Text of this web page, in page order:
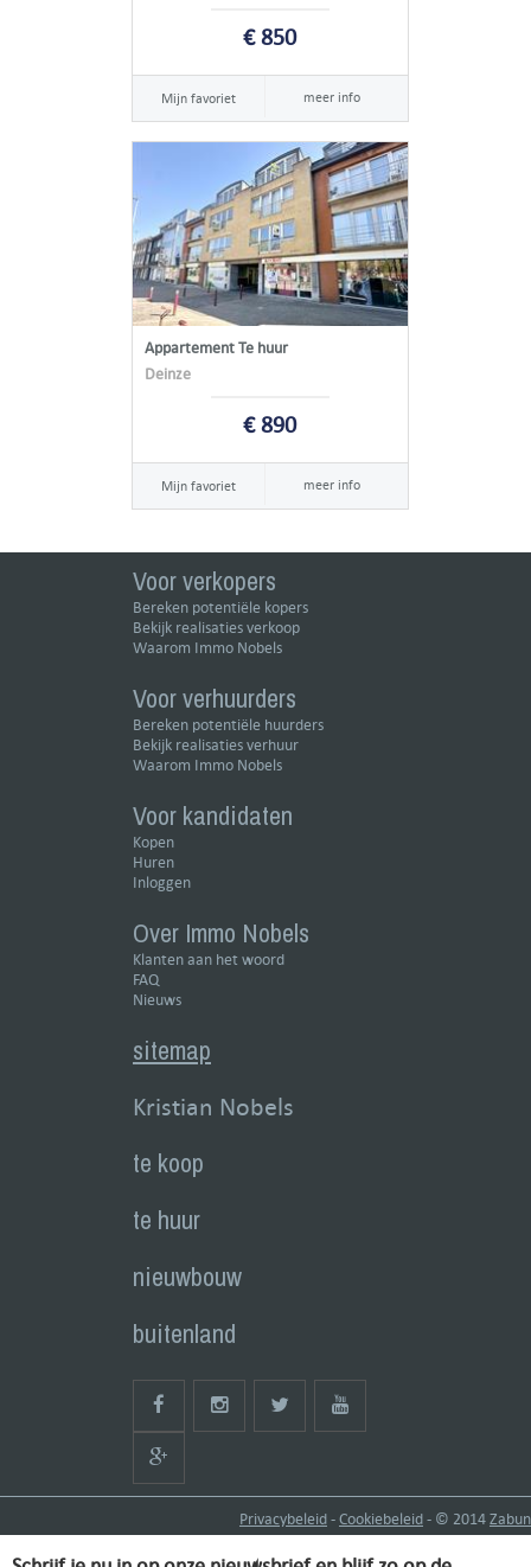
€ 850
Mijn favoriet meer info
Appartement Te huur
Deinze
€ 890
Mijn favoriet meer info
Voor verkopers
Bereken potentiële kopers
Bekijk realisaties verkoop
Waarom Immo Nobels
Voor verhuurders
Bereken potentiële huurders
Bekijk realisaties verhuur
Waarom Immo Nobels
Voor kandidaten
Kopen
Huren
Inloggen
Over Immo Nobels
Klanten aan het woord
FAQ
Nieuws
sitemap
Kristian Nobels
te koop
te huur
nieuwbouw
buitenland
Privacybeleid-Cookiebeleid- © 2014Zabun